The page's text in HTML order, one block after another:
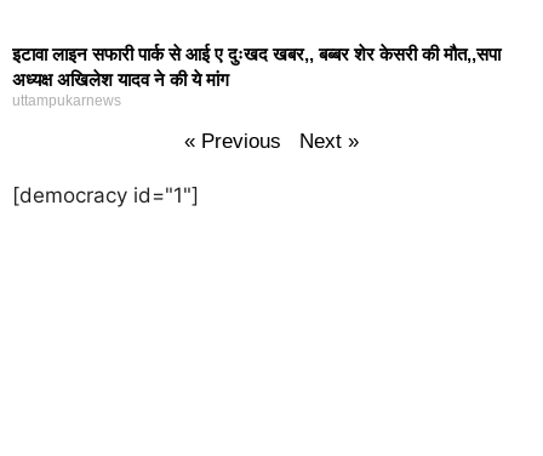
इटावा लाइन सफारी पार्क से आई ए दुःखद खबर,, बब्बर शेर केसरी की मौत,,सपा
अध्यक्ष अखिलेश यादव ने की ये मांग
uttampukarnews
« Previous Next »
[democracy id="1"]